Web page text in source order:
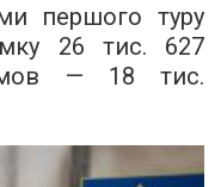
першого туру
26 тис. 627
— 18 тис.